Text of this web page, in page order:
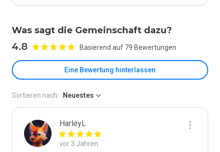
Was sagt die Gemeinschaft dazu?
4.8 Basierend auf 79 Bewertungen
Eine Bewertung hinterlassen
Sortieren nach: Neuestes
HarleyL
vor 3 Jahren